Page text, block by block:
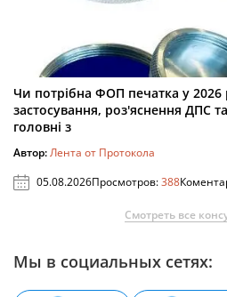
Чи потрібна ФОП печатка у 2026
застосування, роз'яснення ДПС та
головні з
Автор:Лента от Протокола
05.08.2026Просмотров:388
Смотреть все
Мы в социальных сетях: